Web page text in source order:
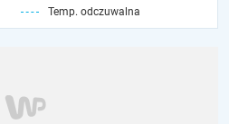
Temp. odczuwalna